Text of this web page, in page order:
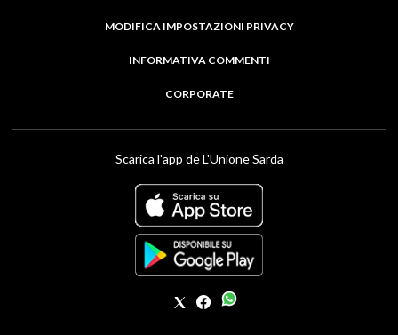
MODIFICA IMPOSTAZIONI PRIVACY
INFORMATIVA COMMENTI
CORPORATE
Scarica l'app de L'Unione Sarda